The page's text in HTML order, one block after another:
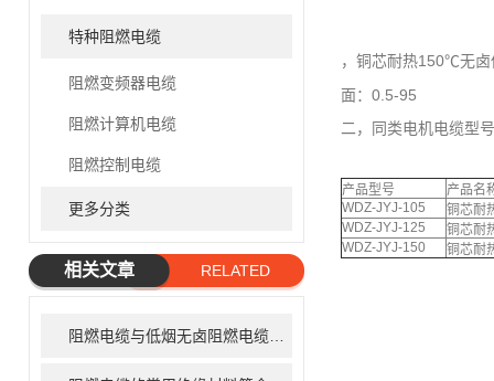
特种阻燃电缆
阻燃变频器电缆
阻燃计算机电缆
阻燃控制电缆
更多分类
相关文章
RELATED
，铜芯耐热150℃无卤
面：0.5-95
二，同类电机电缆型号
产品型号
产品名
WDZ-JYJ-105
铜芯耐
WDZ-JYJ-125
铜芯耐
WDZ-JYJ-150
铜芯耐